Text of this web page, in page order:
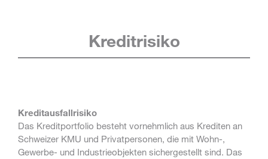
Kreditrisiko
Kreditausfallrisiko
Das Kreditportfolio besteht vornehmlich aus Krediten an
Schweizer KMU und Privatpersonen, die mit Wohn-,
Gewerbe- und Industrieobjekten sichergestellt sind. Das